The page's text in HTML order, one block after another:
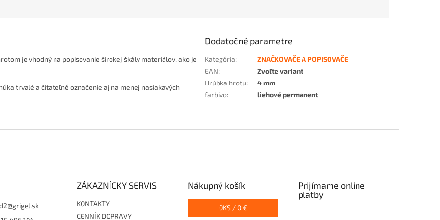
je vhodný na popisovanie širokej škály materiálov, ako je
trvalé a čitateľné označenie aj na menej nasiakavých
Dodatočné parametre
Kategória:
ZNAČKOVAČE A POPISOVAČE
EAN:
Zvoľte variant
Hrúbka hrotu:
4 mm
farbivo: liehové permanent
@grigel.sk
ZÁKAZNÍCKY SERVIS
KONTAKTY
CENNÍK DOPRAVY
Nákupný košík
0KS / 0 €
Prijímame online
platby